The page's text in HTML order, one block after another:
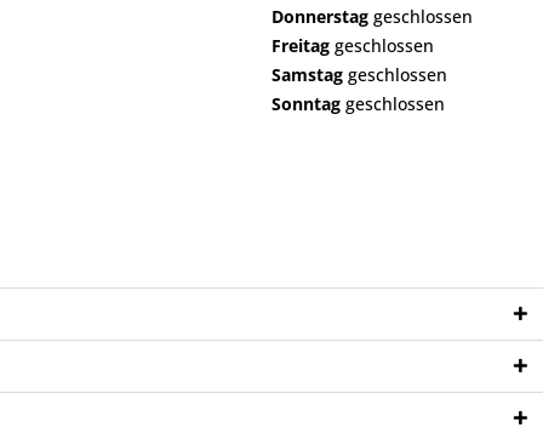
Donnerstag geschlossen
Freitag geschlossen
Samstag geschlossen
Sonntag geschlossen